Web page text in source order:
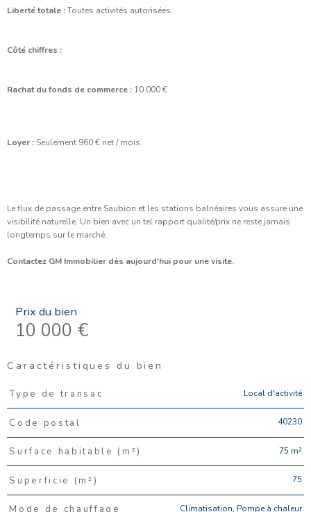
Liberté totale :Toutes activités autorisées.
Côté chiffres :
Rachat du fonds de commerce : 10 000 €
Loyer : Seulement 960 € net / mois.
Le flux de passage entre Saubion et les stations balnéaires vous assure une
visibilité naturelle. Un bien avec un tel rapport qualité/prix ne reste jamais
longtemps sur le marché.
Contactez GM Immobilier dès aujourd'hui pour une visite.
Prix du bien
10 000 €
Caractéristiques du bien
Caractéristiques Valeurs
Type de transac Local d'activité
Code postal 40230
Surface habitable (m²) 75 m²
Superficie (m²) 75
Mode de chauffage Climatisation, Pompe à chaleur